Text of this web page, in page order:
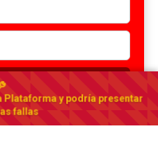
Suscribirse
procesos
Portal Logístico de Ecuador
Ecuador
2026 DirectorioDeCarga.com
y podría presentar
fallas